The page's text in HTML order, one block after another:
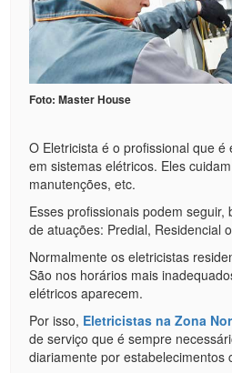
Foto: Master House
O Eletricista é o profissional que
em sistemas elétricos. Eles
manutenções, etc.
Esses profissionais podem
de atuações: Predial, Residencial
Normalmente os eletricistas
São nos horários mais
elétricos aparecem.
Por isso, Eletricistas na Zona
de serviço que é sempre
diariamente por estabelecimentos